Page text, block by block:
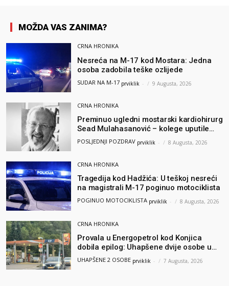
MOŽDA VAS ZANIMA?
CRNA HRONIKA
Nesreća na M-17 kod Mostara: Jedna
osoba zadobila teške ozlijede
SUDAR NA M-17 prviklik - 9 Augusta, 2026
CRNA HRONIKA
Preminuo ugledni mostarski kardiohirurg
Sead Mulahasanović – kolege uputile
emotivnu oproštajnu poruku
POSLJEDNJI POZDRAV prviklik - 8 Augusta, 2026
CRNA HRONIKA
Tragedija kod Hadžića: U teškoj nesreći
na magistrali M-17 poginuo motociklista
POGINUO MOTOCIKLISTA prviklik - 8 Augusta, 2026
CRNA HRONIKA
Provala u Energopetrol kod Konjica
dobila epilog: Uhapšene dvije osobe u
Čapljini i Jablanici
UHAPŠENE 2 OSOBE prviklik - 7 Augusta, 2026